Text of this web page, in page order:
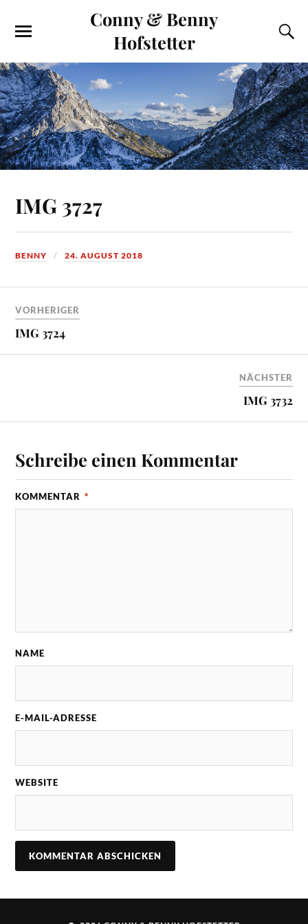
Conny & Benny
Hofstetter
IMG 3727
BENNY 24. AUGUST 2018
VORHERIGER
IMG 3724
NÄCHSTER
IMG 3732
Schreibe einen Kommentar
KOMMENTAR *
NAME
E-MAIL-ADRESSE
WEBSITE